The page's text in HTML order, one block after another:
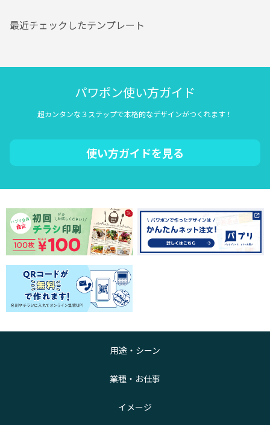
最近チェックしたテンプレート
パワポン使い方ガイド
超カンタンな３ステップで本格的なデザインがつくれます！
使い方ガイドを見る
用途・シーン
業種・お仕事
イメージ